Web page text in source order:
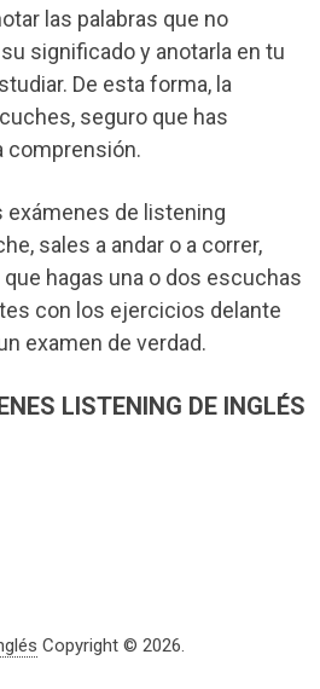
las palabras que no
significado y anotarla en tu
De esta forma, la
seguro que has
comprensión.
de listening
sales a andar o a correr,
hagas una o dos escuchas
con los ejercicios delante
examen de verdad.
LISTENING DE INGLÉS
Copyright © 2026.